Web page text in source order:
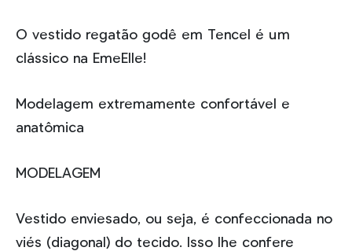
O vestido regatão godê em Tencel é um
clássico na EmeElle!
Modelagem extremamente confortável e
anatômica
MODELAGEM
Vestido enviesado, ou seja, é confeccionada no
viés (diagonal) do tecido. Isso lhe confere